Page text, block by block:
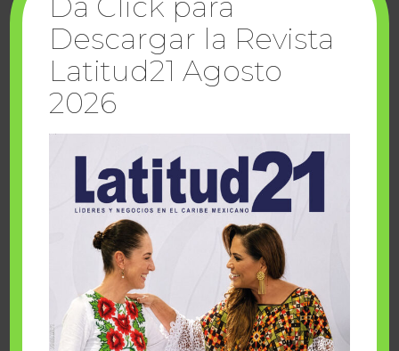
Descargar la Revista
Latitud21 Agosto
2026